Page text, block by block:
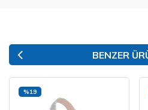
BENZER
%19